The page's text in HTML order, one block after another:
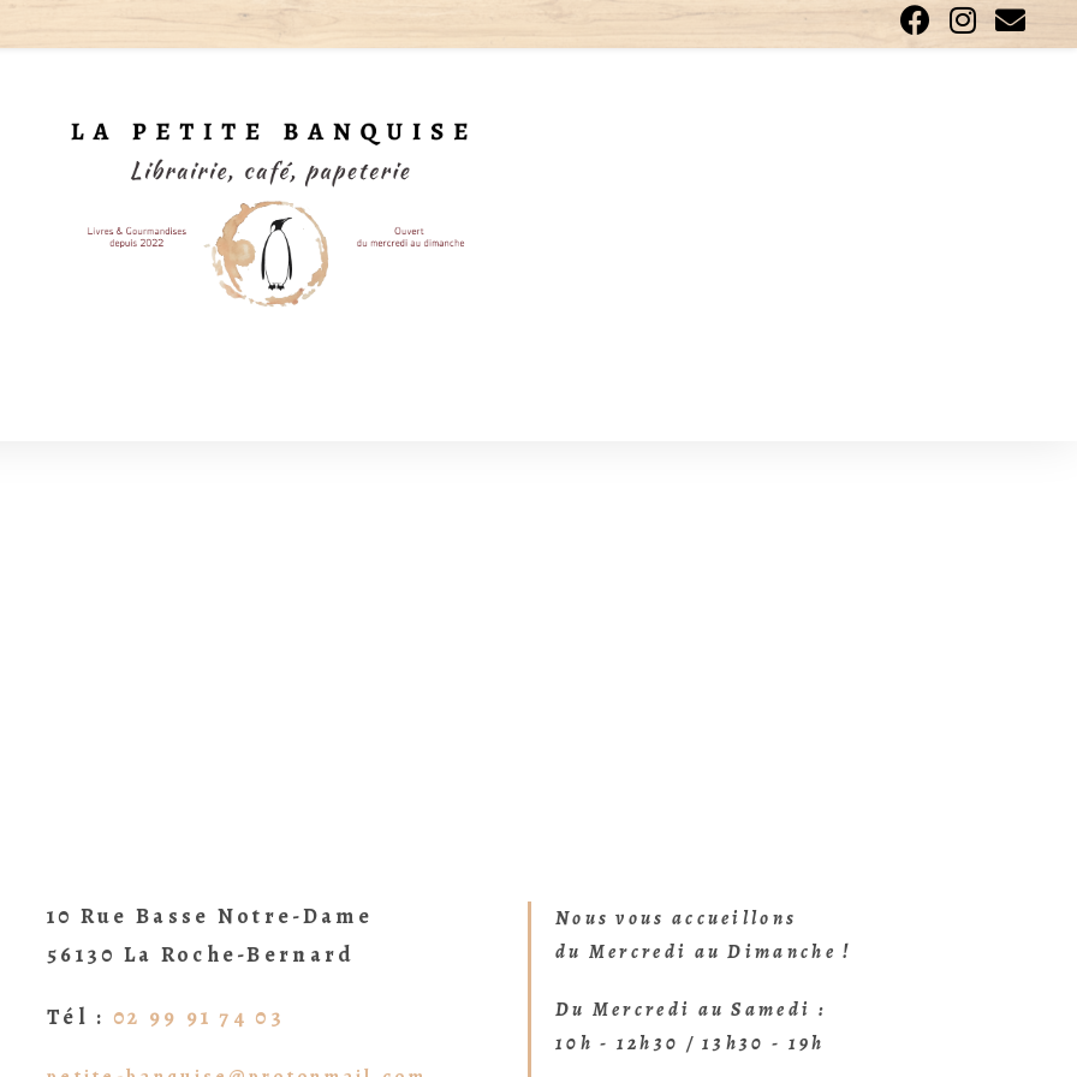
10 Rue Basse Notre-Dame
56130 La Roche-Bernard
Tél : 02 99 91 74 03
Nous vous accueillons
du Mercredi au Dimanche !
Du Mercredi au Samedi :
10h - 12h30 / 13h30 - 19h